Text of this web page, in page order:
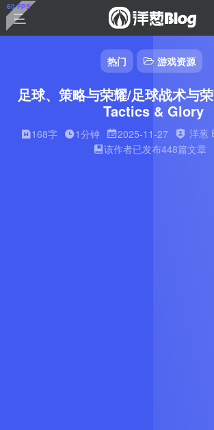
热门 游戏资源
足球、策略与荣耀/足球战术与
Tactics & Glory
168字 1分钟 2025-11-27 洋葱
该作者已发布448篇文章